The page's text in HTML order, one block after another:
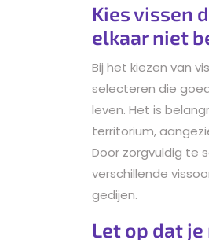
Kies vissen
elkaar niet
Bij het kiezen van
selecteren die
leven. Het is
territorium,
Door zorgvuldig te
verschillende
gedijen.
Let op dat